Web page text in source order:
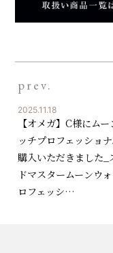
prev.
2025.11.18
【オメガ】C様にムー
ッチプロフェッショ
購入いただきました_
ドマスタームーンウ
ロフェッシ…